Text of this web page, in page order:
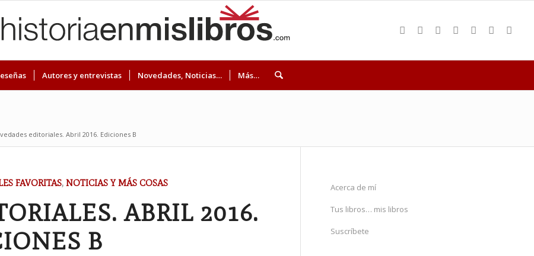
Autores y entrevistas Novedades, Noticias… Más…
editoriales. Abril 2016. Ediciones B
FAVORITAS, NOTICIAS Y MÁS COSAS
ABRIL 2016.
B
Acerca de mí
Tus libros… mis libros
Suscríbete